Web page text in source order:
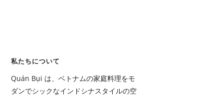
ー
物
私たちについて
Quán Bụi は、ベトナムの家庭料理をモ
ダンでシックなインドシナスタイルの空